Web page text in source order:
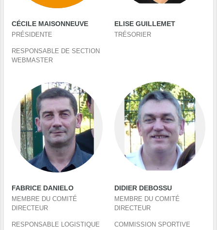
CÉCILE MAISONNEUVE
PRÉSIDENTE
RESPONSABLE DE SECTION
WEBMASTER
ELISE GUILLEMET
TRÉSORIER
FABRICE DANIELO
MEMBRE DU COMITÉ
DIRECTEUR
RESPONSABLE LOGISTIQUE
DIDIER DEBOSSU
MEMBRE DU COMITÉ
DIRECTEUR
COMMISSION SPORTIVE